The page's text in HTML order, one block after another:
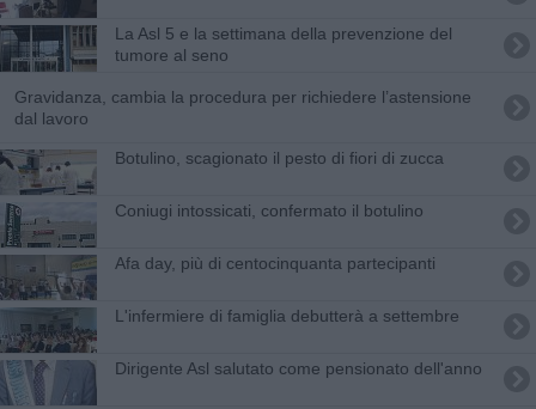
La Asl 5 e la settimana della prevenzione del
tumore al seno
Gravidanza, cambia la procedura per richiedere l’astensione
dal lavoro
Botulino, scagionato il pesto di fiori di zucca
Coniugi intossicati, confermato il botulino
Afa day, più di centocinquanta partecipanti
L'infermiere di famiglia debutterà a settembre
Dirigente Asl salutato come pensionato dell'anno